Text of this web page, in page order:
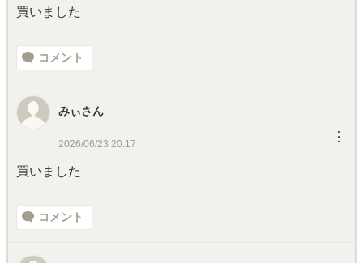
買いました
コメント
みぃさん
2026/06/23 20:17 ︙
買いました
コメント